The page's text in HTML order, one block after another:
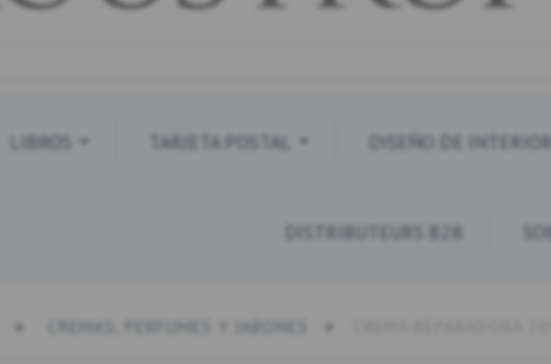
LIBROS TARJETA POSTAL DISEÑO DE
DISTRIBUTEURS B2B
CREMAS, PERFUMES Y JABONES